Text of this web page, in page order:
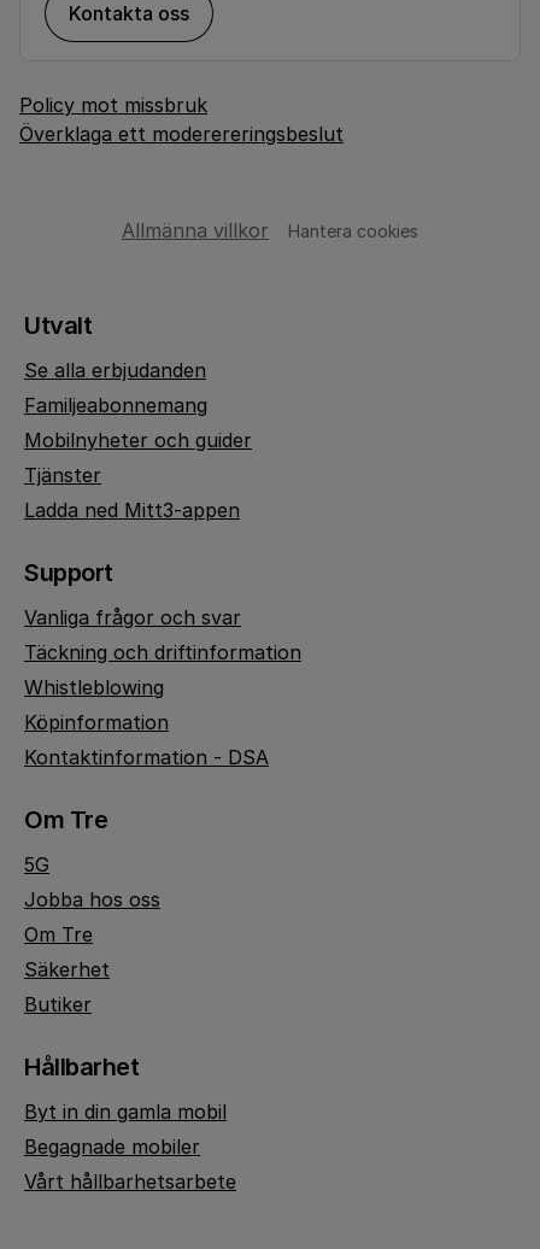
Kontakta oss
Policy mot missbruk
Överklaga ett moderereringsbeslut
Allmänna villkor Hantera cookies
Utvalt
Se alla erbjudanden
Familjeabonnemang
Mobilnyheter och guider
Tjänster
Ladda ned Mitt3-appen
Support
Vanliga frågor och svar
Täckning och driftinformation
Whistleblowing
Köpinformation
Kontaktinformation - DSA
Om Tre
5G
Jobba hos oss
Om Tre
Säkerhet
Butiker
Hållbarhet
Byt in din gamla mobil
Begagnade mobiler
Vårt hållbarhetsarbete